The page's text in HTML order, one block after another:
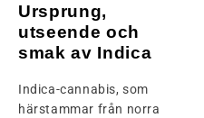
Ursprung,
utseende och
smak av Indica
Indica-cannabis, som
härstammar från norra